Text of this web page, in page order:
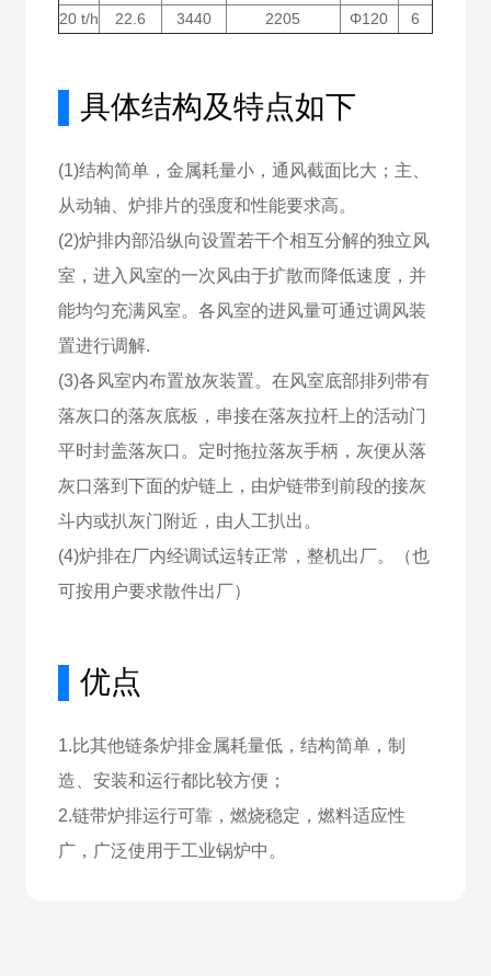
20 t/h
22.6 3440 2205 Φ120 6
具体结构及特点如下
(1)结构简单，金属耗量小，通风截面比大；主、
从动轴、炉排片的强度和性能要求高。
(2)炉排内部沿纵向设置若干个相互分解的独立风
室，进入风室的一次风由于扩散而降低速度，并
能均匀充满风室。各风室的进风量可通过调风装
置进行调解.
(3)各风室内布置放灰装置。在风室底部排列带有
落灰口的落灰底板，串接在落灰拉杆上的活动门
平时封盖落灰口。定时拖拉落灰手柄，灰便从落
灰口落到下面的炉链上，由炉链带到前段的接灰
斗内或扒灰门附近，由人工扒出。
(4)炉排在厂内经调试运转正常，整机出厂。（也
可按用户要求散件出厂）
优点
1.比其他链条炉排金属耗量低，结构简单，制
造、安装和运行都比较方便；
2.链带炉排运行可靠，燃烧稳定，燃料适应性
广，广泛使用于工业锅炉中。